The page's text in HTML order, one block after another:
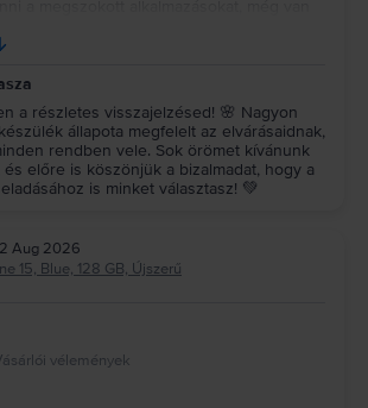
róla mindent.
a részletes visszajelzésed! 🌸 Nagyon
állapota megfelelt az elvárásaidnak,
rendben vele. Sok örömet kívánunk
előre is köszönjük a bizalmadat, hogy a
is minket választasz! 💚
Aug 2026
15, Blue, 128 GB, Újszerű
vélemények